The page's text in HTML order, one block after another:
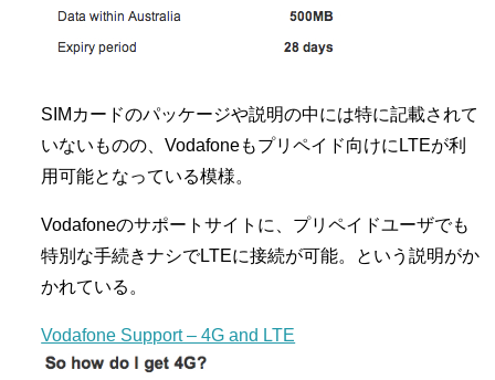
SIMカードのパッケージや説明の中には特に記載されて
いないものの、Vodafoneもプリペイド向けにLTEが利
用可能となっている模様。
Vodafoneのサポートサイトに、プリペイドユーザでも
特別な手続きナシでLTEに接続が可能。という説明がか
かれている。
Vodafone Support – 4G and LTE